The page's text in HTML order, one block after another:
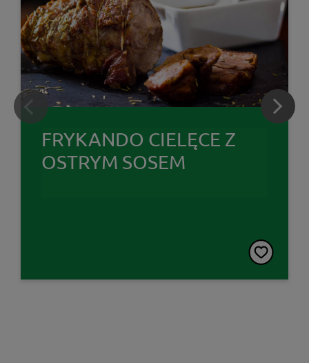
FRYKANDO CIELĘCE Z
OSTRYM SOSEM